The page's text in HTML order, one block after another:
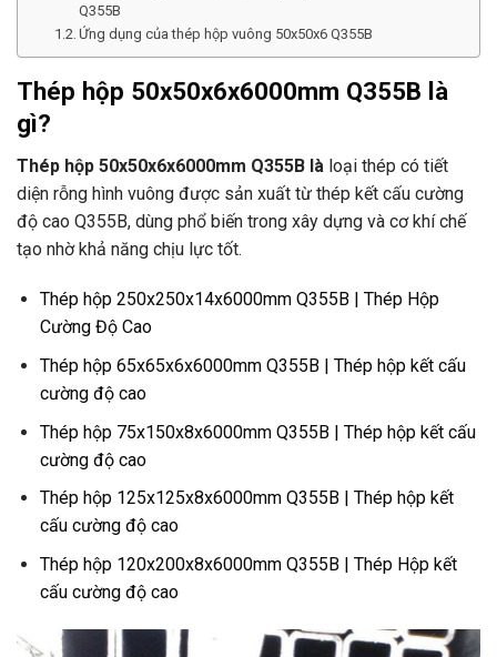
Q355B
Ứng dụng của thép hộp vuông 50x50x6 Q355B
Thép hộp 50x50x6x6000mm Q355B là
gì?
Thép hộp 50x50x6x6000mm Q355B là loại thép có tiết
diện rỗng hình vuông được sản xuất từ thép kết cấu cường
độ cao Q355B, dùng phổ biến trong xây dựng và cơ khí chế
tạo nhờ khả năng chịu lực tốt.
Thép hộp 250x250x14x6000mm Q355B | Thép Hộp
Cường Độ Cao
Thép hộp 65x65x6x6000mm Q355B | Thép hộp kết cấu
cường độ cao
Thép hộp 75x150x8x6000mm Q355B | Thép hộp kết cấu
cường độ cao
Thép hộp 125x125x8x6000mm Q355B | Thép hộp kết
cấu cường độ cao
Thép hộp 120x200x8x6000mm Q355B | Thép Hộp kết
cấu cường độ cao